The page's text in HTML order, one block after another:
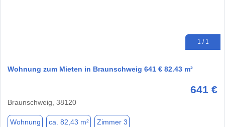
1 / 1
Wohnung zum Mieten in Braunschweig 641 € 82.43 m²
641 €
Braunschweig, 38120
Wohnung ca. 82,43 m² Zimmer 3